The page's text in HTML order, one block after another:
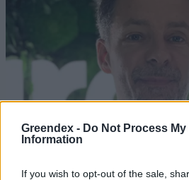
Greendex - Do Not Process My
Information
If you wish to opt-out of the sale,